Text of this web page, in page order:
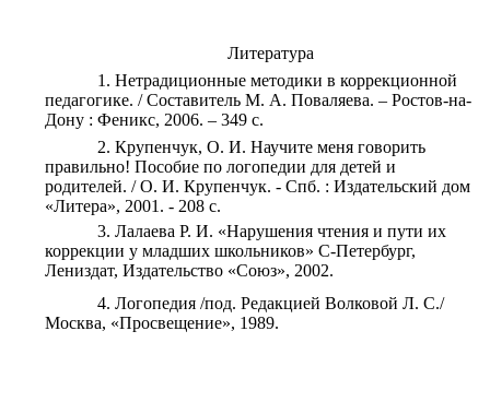
Литература
Нетрадиционные методики в коррекционной
педагогике. / Составитель М. А. Поваляева. – Ростов-на-
Дону : Феникс, 2006. – 349 с.
Крупенчук, О. И. Научите меня говорить
правильно! Пособие по логопедии для детей и
родителей. / О. И. Крупенчук. - Спб. : Издательский дом
«Литера», 2001. - 208 с.
Лалаева Р. И. «Нарушения чтения и пути их
коррекции у младших школьников» С-Петербург,
Лениздат, Издательство «Союз», 2002.
Логопедия /под. Редакцией Волковой Л. С./
Москва, «Просвещение», 1989.